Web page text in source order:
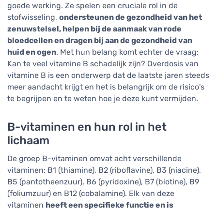
goede werking. Ze spelen een cruciale rol in de
stofwisseling, ondersteunen de gezondheid van het
zenuwstelsel, helpen bij de aanmaak van rode
bloedcellen en dragen bij aan de gezondheid van
huid en ogen. Met hun belang komt echter de vraag:
Kan te veel vitamine B schadelijk zijn? Overdosis van
vitamine B is een onderwerp dat de laatste jaren steeds
meer aandacht krijgt en het is belangrijk om de risico's
te begrijpen en te weten hoe je deze kunt vermijden.
B-vitaminen en hun rol in het
lichaam
De groep B-vitaminen omvat acht verschillende
vitaminen: B1 (thiamine), B2 (riboflavine), B3 (niacine),
B5 (pantotheenzuur), B6 (pyridoxine), B7 (biotine), B9
(foliumzuur) en B12 (cobalamine). Elk van deze
vitaminen heeft een specifieke functie en is